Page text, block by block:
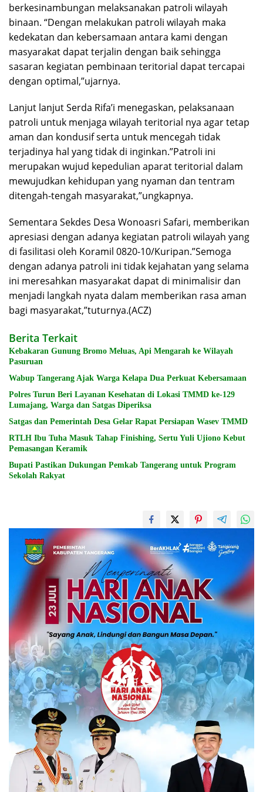
berkesinambungan melaksanakan patroli wilayah
binaan. “Dengan melakukan patroli wilayah maka
kedekatan dan kebersamaan antara kami dengan
masyarakat dapat terjalin dengan baik sehingga
sasaran kegiatan pembinaan teritorial dapat tercapai
dengan optimal,”ujarnya.
Lanjut lanjut Serda Rifa’i menegaskan, pelaksanaan
patroli untuk menjaga wilayah teritorial nya agar tetap
aman dan kondusif serta untuk mencegah tidak
terjadinya hal yang tidak di inginkan.”Patroli ini
merupakan wujud kepedulian aparat teritorial dalam
mewujudkan kehidupan yang nyaman dan tentram
ditengah-tengah masyarakat,”ungkapnya.
Sementara Sekdes Desa Wonoasri Safari, memberikan
apresiasi dengan adanya kegiatan patroli wilayah yang
di fasilitasi oleh Koramil 0820-10/Kuripan.”Semoga
dengan adanya patroli ini tidak kejahatan yang selama
ini meresahkan masyarakat dapat di minimalisir dan
menjadi langkah nyata dalam memberikan rasa aman
bagi masyarakat,”tuturnya.(ACZ)
Berita Terkait
Kebakaran Gunung Bromo Meluas, Api Mengarah ke Wilayah
Pasuruan
Wabup Tangerang Ajak Warga Kelapa Dua Perkuat Kebersamaan
Polres Turun Beri Layanan Kesehatan di Lokasi TMMD ke-129
Lumajang, Warga dan Satgas Diperiksa
Satgas dan Pemerintah Desa Gelar Rapat Persiapan Wasev TMMD
RTLH Ibu Tuha Masuk Tahap Finishing, Sertu Yuli Ujiono Kebut
Pemasangan Keramik
Bupati Pastikan Dukungan Pemkab Tangerang untuk Program
Sekolah Rakyat